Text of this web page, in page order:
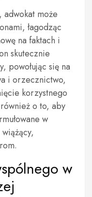
może
łagodząc
na faktach i
skutecznie
powołując się na
i orzecznictwo,
korzystnego
o to, aby
w
w